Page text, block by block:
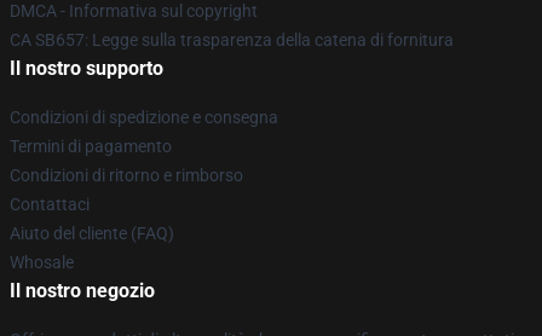
DMCA - Informativa sul copyright
CA SB657: Legge sulla trasparenza della catena di fornitura
Il nostro supporto
Condizioni di spedizione e consegna
Termini di pagamento
Condizioni di ritorno e rimborso
Contattaci
Aiuto del cliente (FAQ)
Whosale
Il nostro negozio